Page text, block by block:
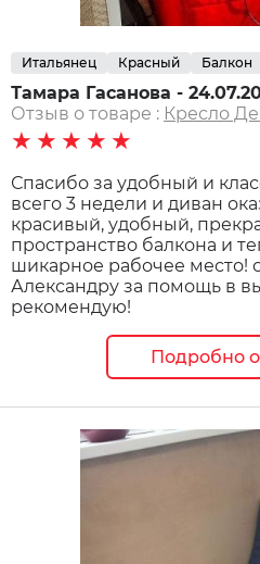
Итальянец Красный Балкон
Тамара Гасанова -
Отзыв о товаре : Кресло
★★★★★
Спасибо за удобный и
всего 3 недели и диван
красивый, удобный,
пространство балкона и
шикарное рабочее место!
Александру за помощь в
рекомендую!
Подробно